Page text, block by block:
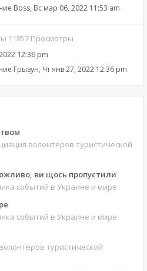
Boss, Вс мар 06, 2022 11:53 am
11857 Просмотры
12:36 pm
Грызун, Чт янв 27, 2022 12:36 pm
волонтёров туристической
ви щось пропустили
событий в Украине и мире
событий в Украине и мире
туристической